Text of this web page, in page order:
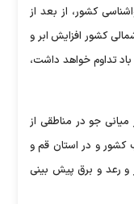
کشور، از بعد از
نوار شمالی کشور افزایش ابر و
باد تداوم خواهد داشت،
تراز میانی جو در مناطقی از
کشور و در استان قم و
و رعد و برق پیش بینی